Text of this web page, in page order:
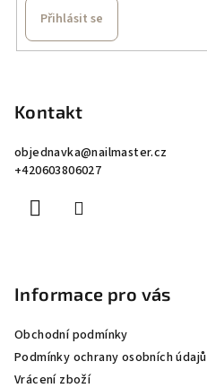
Přihlásit se
Kontakt
objednavka@nailmaster.cz
+420603806027
Informace pro vás
Obchodní podmínky
Podmínky ochrany osobních údajů
Vrácení zboží